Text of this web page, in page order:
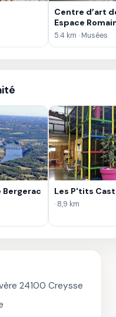
Centre d’art
Espace
5.4 km · Musées
Bergerac Les P'tits
· 8,9 km
24100 Creysse